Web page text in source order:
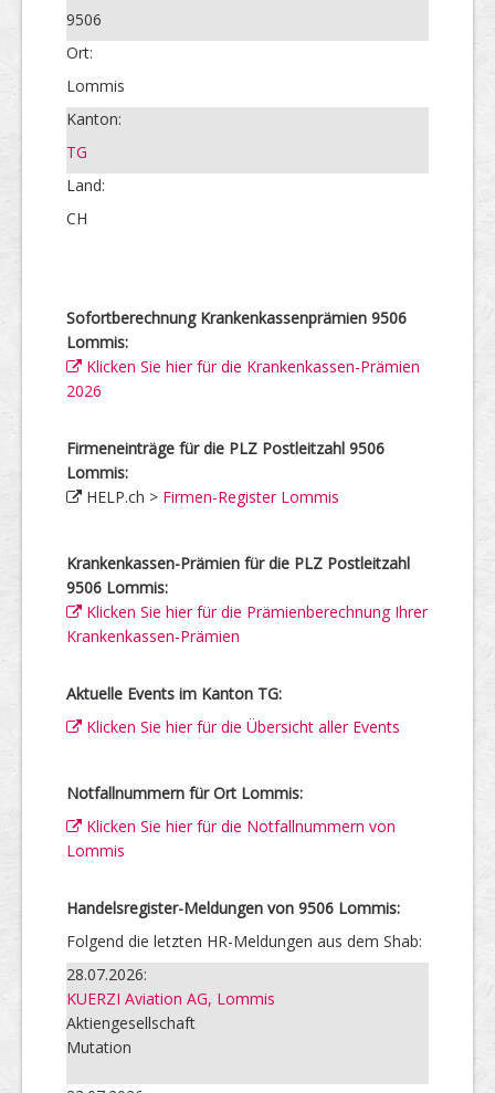
9506
Ort:
Lommis
Kanton:
TG
Land:
CH
Sofortberechnung Krankenkassenprämien 9506
Lommis:
Klicken Sie hier für die Krankenkassen-Prämien
2026
Firmeneinträge für die PLZ Postleitzahl 9506
Lommis:
HELP.ch > Firmen-Register Lommis
Krankenkassen-Prämien für die PLZ Postleitzahl
9506 Lommis:
Klicken Sie hier für die Prämienberechnung Ihrer
Krankenkassen-Prämien
Aktuelle Events im Kanton TG:
Klicken Sie hier für die Übersicht aller Events
Notfallnummern für Ort Lommis:
Klicken Sie hier für die Notfallnummern von
Lommis
Handelsregister-Meldungen von 9506 Lommis:
Folgend die letzten HR-Meldungen aus dem Shab:
28.07.2026:
KUERZI Aviation AG, Lommis
Aktiengesellschaft
Mutation